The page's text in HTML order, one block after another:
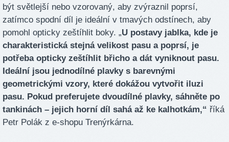
být světlejší nebo vzorovaný, aby zvýraznil poprsí,
zatímco spodní díl je ideální v tmavých odstínech, aby
pomohl opticky zeštíhlit boky. „U postavy jablka, kde je
charakteristická stejná velikost pasu a poprsí, je
potřeba opticky zeštíhlit břicho a dát vyniknout pasu.
Ideální jsou jednodílné plavky s barevnými
geometrickými vzory, které dokážou vytvořit iluzi
pasu. Pokud preferujete dvoudílné plavky, sáhněte po
tankinách – jejich horní díl sahá až ke kalhotkám,“ říká
Petr Polák z e-shopu Trenýrkárna.